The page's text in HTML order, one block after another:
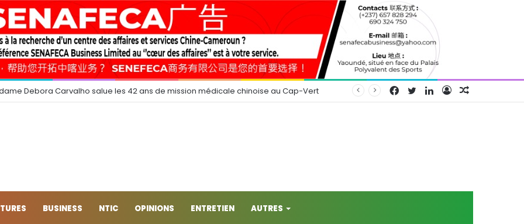
Debora Carvalho salue les 42 ans de mission médicale chinoise au Cap-Vert Connexion
Linkedin
Twitter
Facebook
BUSINESS NTIC OPINIONS ENTRETIEN AUTRES